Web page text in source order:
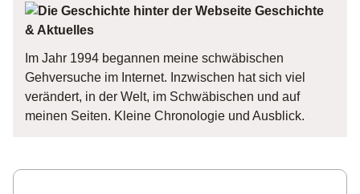
Geschichte
& Aktuelles
Im Jahr 1994 begannen meine schwäbischen
Gehversuche im Internet. Inzwischen hat sich viel
verändert, in der Welt, im Schwäbischen und auf
meinen Seiten. Kleine Chronologie und Ausblick.